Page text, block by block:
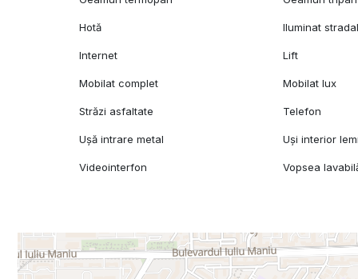
Hotă Iluminat stradal
Internet Lift
Mobilat complet Mobilat lux
Străzi asfaltate Telefon
Ușă intrare metal Uși interior
Videointerfon Vopsea